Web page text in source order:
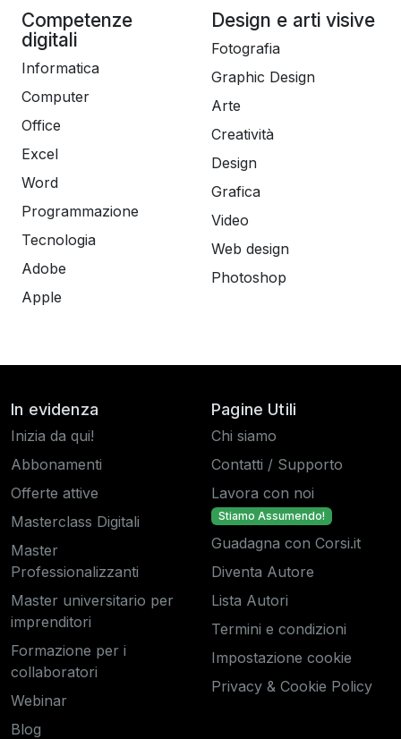
Competenze
digitali
Informatica
Computer
Office
Excel
Word
Programmazione
Tecnologia
Adobe
Apple
Design e arti visive
Fotografia
Graphic Design
Arte
Creatività
Design
Grafica
Video
Web design
Photoshop
In evidenza
Inizia da qui!
Abbonamenti
Offerte attive
Masterclass Digitali
Master
Professionalizzanti
Master universitario per
imprenditori
Formazione per i
collaboratori
Webinar
Blog
Pagine Utili
Chi siamo
Contatti / Supporto
Lavora con noi
Stiamo Assumendo!
Guadagna con Corsi.it
Diventa Autore
Lista Autori
Termini e condizioni
Impostazione cookie
Privacy & Cookie Policy